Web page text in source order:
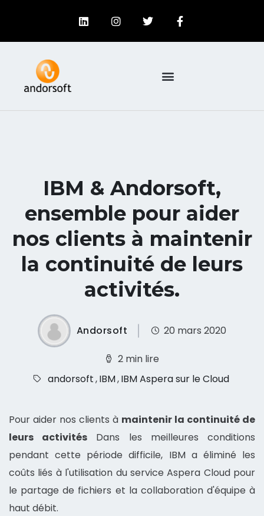
IBM & Andorsoft,
ensemble pour aider
nos clients à maintenir
la continuité de leurs
activités.
Andorsoft 20 mars 2020
2 min lire
andorsoft,IBM,IBM Aspera sur le Cloud
Pour aider nos clients à maintenir la continuité de
leurs activités Dans les meilleures conditions
pendant cette période difficile, IBM a éliminé les
coûts liés à l'utilisation du service Aspera Cloud pour
le partage de fichiers et la collaboration d'équipe à
haut débit.